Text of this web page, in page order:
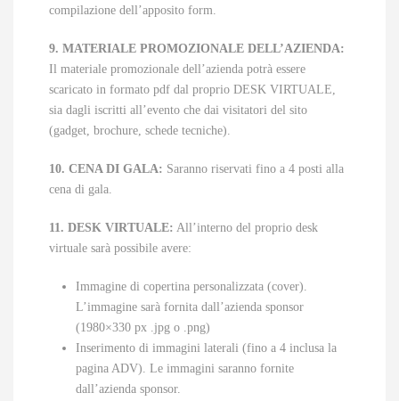
compilazione dell’apposito form.
9. MATERIALE PROMOZIONALE DELL’AZIENDA:
Il materiale promozionale dell’azienda potrà essere
scaricato in formato pdf dal proprio DESK VIRTUALE,
sia dagli iscritti all’evento che dai visitatori del sito
(gadget, brochure, schede tecniche).
10. CENA DI GALA: Saranno riservati fino a 4 posti alla
cena di gala.
11. DESK VIRTUALE: All’interno del proprio desk
virtuale sarà possibile avere:
Immagine di copertina personalizzata (cover).
L’immagine sarà fornita dall’azienda sponsor
(1980×330 px .jpg o .png)
Inserimento di immagini laterali (fino a 4 inclusa la
pagina ADV). Le immagini saranno fornite
dall’azienda sponsor.